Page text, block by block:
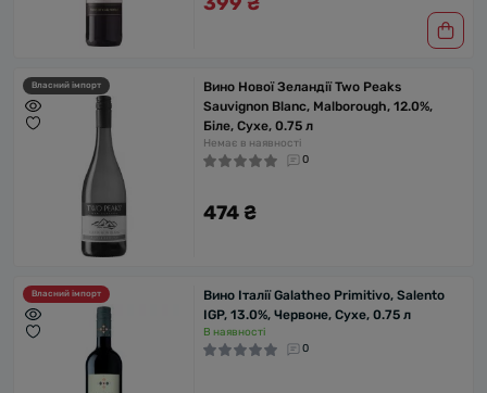
Власний імпорт
Вино Нової Зеландії Two Peaks
Sauvignon Blanc, Malborough, 12.0%,
Біле, Сухе, 0.75 л
Немає в наявності
0
474 ₴
Власний імпорт
Вино Італії Galatheo Primitivo, Salento
IGP, 13.0%, Червоне, Сухе, 0.75 л
В наявності
0